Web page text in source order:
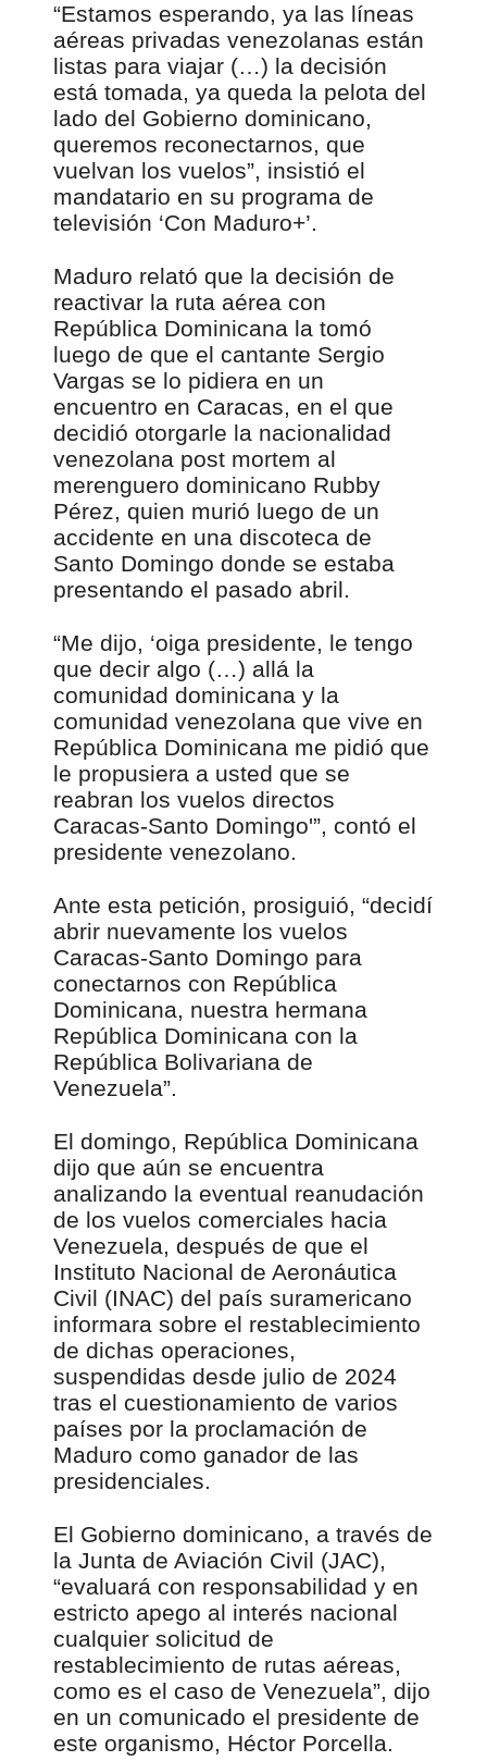
“Estamos esperando, ya las líneas
aéreas privadas venezolanas están
listas para viajar (…) la decisión
está tomada, ya queda la pelota del
lado del Gobierno dominicano,
queremos reconectarnos, que
vuelvan los vuelos”, insistió el
mandatario en su programa de
televisión ‘Con Maduro+’.
Maduro relató que la decisión de
reactivar la ruta aérea con
República Dominicana la tomó
luego de que el cantante Sergio
Vargas se lo pidiera en un
encuentro en Caracas, en el que
decidió otorgarle la nacionalidad
venezolana post mortem al
merenguero dominicano Rubby
Pérez, quien murió luego de un
accidente en una discoteca de
Santo Domingo donde se estaba
presentando el pasado abril.
“Me dijo, ‘oiga presidente, le tengo
que decir algo (…) allá la
comunidad dominicana y la
comunidad venezolana que vive en
República Dominicana me pidió que
le propusiera a usted que se
reabran los vuelos directos
Caracas-Santo Domingo'”, contó el
presidente venezolano.
Ante esta petición, prosiguió, “decidí
abrir nuevamente los vuelos
Caracas-Santo Domingo para
conectarnos con República
Dominicana, nuestra hermana
República Dominicana con la
República Bolivariana de
Venezuela”.
El domingo, República Dominicana
dijo que aún se encuentra
analizando la eventual reanudación
de los vuelos comerciales hacia
Venezuela, después de que el
Instituto Nacional de Aeronáutica
Civil (INAC) del país suramericano
informara sobre el restablecimiento
de dichas operaciones,
suspendidas desde julio de 2024
tras el cuestionamiento de varios
países por la proclamación de
Maduro como ganador de las
presidenciales.
El Gobierno dominicano, a través de
la Junta de Aviación Civil (JAC),
“evaluará con responsabilidad y en
estricto apego al interés nacional
cualquier solicitud de
restablecimiento de rutas aéreas,
como es el caso de Venezuela”, dijo
en un comunicado el presidente de
este organismo, Héctor Porcella.